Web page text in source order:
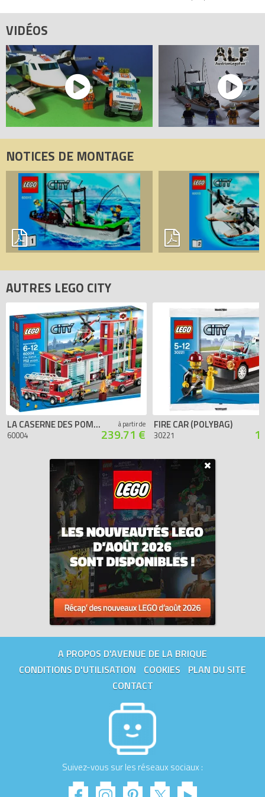
VIDÉOS
NOTICES DE MONTAGE
AUTRES LEGO CITY
LA CASERNE DES POMPIERS
60004
à partir de
239.71 €
FIRE CAR (POLYBAG)
30221
A PROPOS D'AVENUE DE LA BRIQUE
CONDITIONS D'UTILISATION
COOKIES
PLAN DU SITE
CONTACT
Suivez-vous sur les réseaux sociaux :